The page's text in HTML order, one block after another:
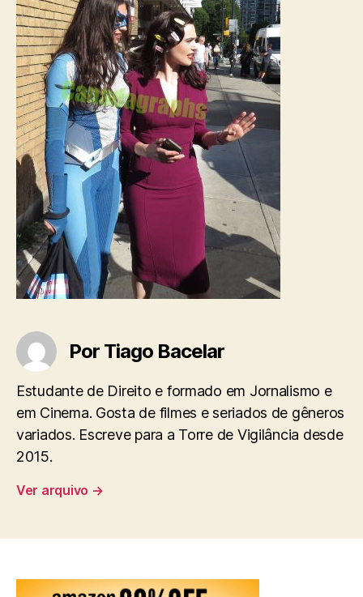
Por Tiago Bacelar
Estudante de Direito e formado em Jornalismo e
em Cinema. Gosta de filmes e seriados de gêneros
variados. Escreve para a Torre de Vigilância desde
2015.
Ver arquivo →